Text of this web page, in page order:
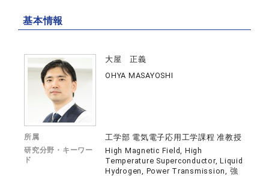
基本情報
大屋 正義
OHYA MASAYOSHI
所属 工学部 電気電子応用工学課程 准教授
研究分野・キーワー
ド
High Magnetic Field, High
Temperature Superconductor, Liquid
Hydrogen, Power Transmission, 強